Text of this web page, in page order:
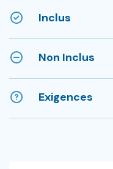
Inclus
Non Inclus
Exigences